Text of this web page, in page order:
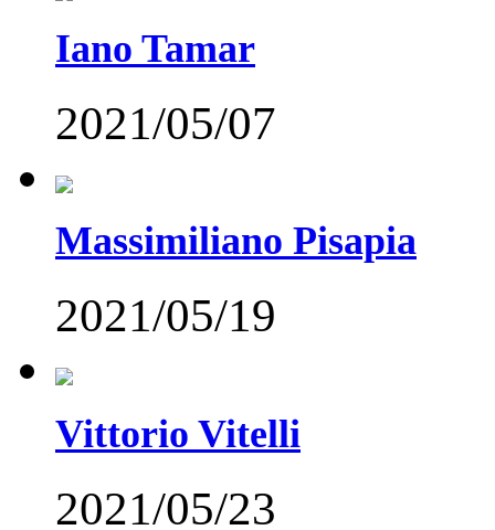
Iano Tamar
2021/05/07
Massimiliano Pisapia
2021/05/19
Vittorio Vitelli
2021/05/23